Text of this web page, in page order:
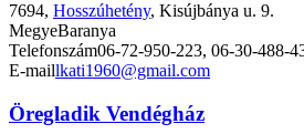
7694, Hosszúhetény, Kisújbánya u. 9.
MegyeBaranya
Telefonszám06-72-950-223, 06-30-488-
E-maillkati1960@gmail.com
Öregladik Vendégház